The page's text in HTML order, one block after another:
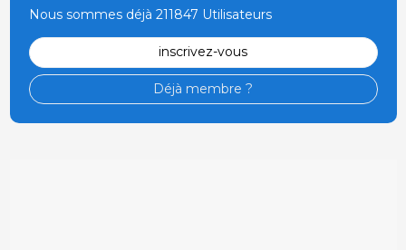
Nous sommes déjà 211847 Utilisateurs
inscrivez-vous
Déjà membre ?